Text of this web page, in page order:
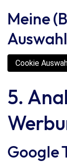
Meine
Cookie
5.
Google